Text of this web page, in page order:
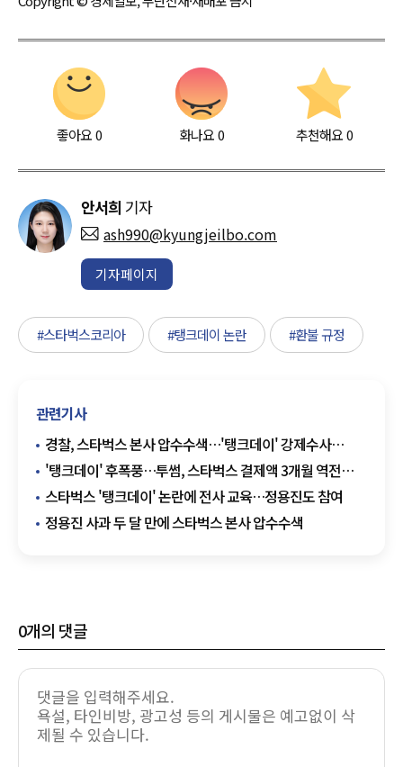
좋아요0 화나요0 추천해요 0
안서희 기자
ash990@kyungjeilbo.com
기자페이지
#스타벅스코리아 #탱크데이 논란 #환불 규정
관련기사
경찰, 스타벅스 본사 압수수색…'탱크데이' 강제수사
본격화
'탱크데이' 후폭풍…투썸, 스타벅스 결제액 3개월 역전
이어가
스타벅스 '탱크데이' 논란에 전사 교육…정용진도 참여
정용진 사과 두 달 만에 스타벅스 본사 압수수색
0개의 댓글